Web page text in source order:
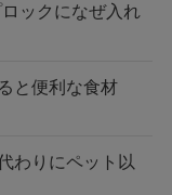
ックになぜ入れ
と便利な食材
わりにペット以